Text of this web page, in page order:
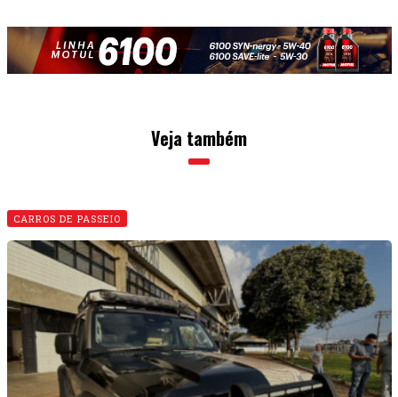
Veja também
CARROS DE PASSEIO